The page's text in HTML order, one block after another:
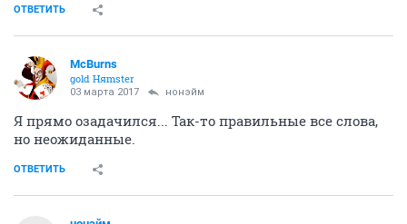
ОТВЕТИТЬ
McBurns
gold Няmster
03 марта 2017 нонэйм
Я прямо озадачился... Так-то правильные все слова,
но неожиданные.
ОТВЕТИТЬ